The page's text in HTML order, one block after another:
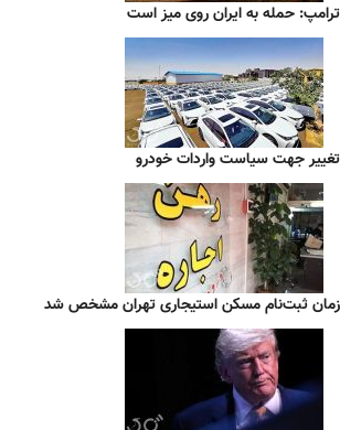
ترامپ: حمله به ایران روی میز است
تغییر جهت سیاست واردات خودرو
زمان ثبت‌نام مسکن استیجاری تهران مشخص شد